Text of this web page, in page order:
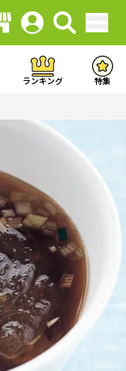
ランキング 特集